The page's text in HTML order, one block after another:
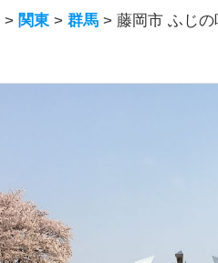
> 関東 >群馬 >藤岡市 ふじ